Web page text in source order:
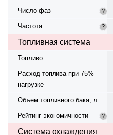
Число фаз
?
Частота
?
Топливная система
Топливо
Расход топлива при 75%
нагрузке
Объем топливного бака, л
Рейтинг экономичности
?
Система охлаждения